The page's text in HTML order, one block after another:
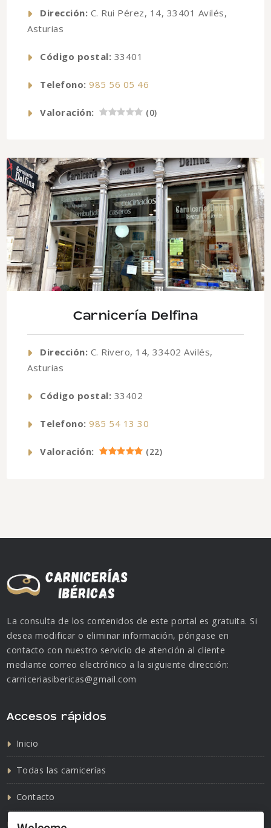
Dirección: C. Rui Pérez, 14, 33401 Avilés,
Asturias
Código postal: 33401
Telefono: 985 56 05 46
Valoración: (0)
Carnicería Delfina
Dirección: C. Rivero, 14, 33402 Avilés,
Asturias
Código postal: 33402
Telefono: 985 54 13 30
Valoración: (22)
La consulta de los contenidos de este portal es gratuita. Si
desea modificar o eliminar información, póngase en
contacto con nuestro servicio de atención al cliente
mediante correo electrónico a la siguiente dirección:
carniceriasibericas@gmail.com
Accesos rápidos
Inicio
Todas las carnicerías
Contacto
Política de cookies